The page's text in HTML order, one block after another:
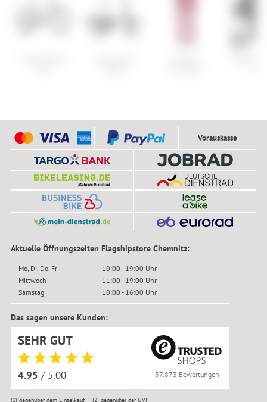
Vorauskasse
Aktuelle Öffnungszeiten Flagshipstore Chemnitz:
Mo, Di, Do, Fr
10:00 - 19:00 Uhr
Mittwoch
11:00 - 19:00 Uhr
Samstag
10:00 - 16:00 Uhr
Das sagen unsere Kunden:
SEHR GUT
4.95 / 5.00 37.873 Bewertungen
(1)gegenüber dem Einzelkauf (2) gegenüber der UVP